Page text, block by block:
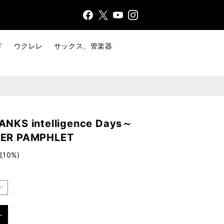
FaceX
YouTInsta
ウクレレ
サックス、管楽器
intelligence Days～
PAMPHLET